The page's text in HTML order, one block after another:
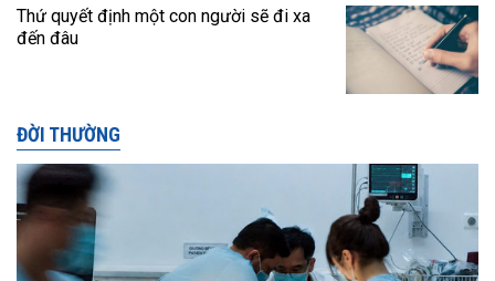
Thứ quyết định một con người sẽ đi xa
đến đâu
ĐỜI THƯỜNG